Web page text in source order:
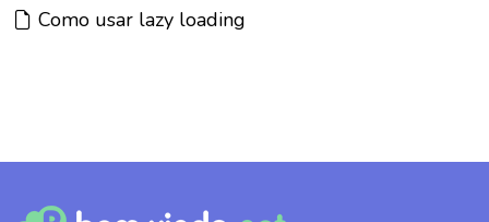
Artigo:
Como usar lazy loading